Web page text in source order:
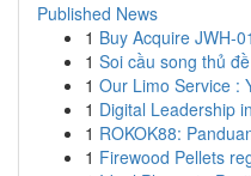
Published News
1 Buy Acquire JWH-
1 Soi cầu song thủ
1 Our Limo Service :
1 Digital Leadership
1 ROKOK88:
1 Firewood Pellets